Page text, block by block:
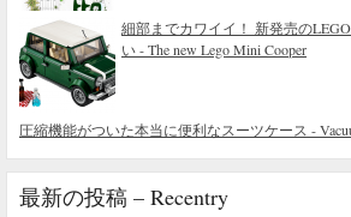
細部までカワイイ！ 新発売の
い - The new Lego Mini Cooper
圧縮機能がついた本当に便利なスーツケース -
最新の投稿 – Recentry